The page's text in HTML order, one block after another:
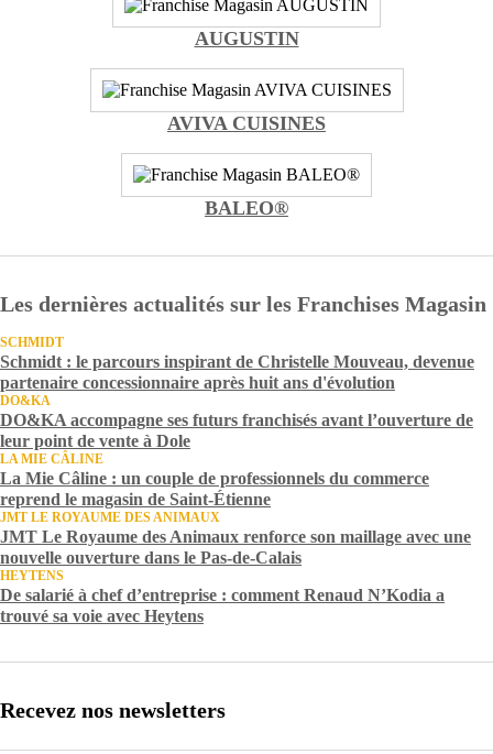
AUGUSTIN
AVIVA CUISINES
BALEO®
Les dernières actualités sur les Franchises Magasin
SCHMIDT
Schmidt : le parcours inspirant de Christelle Mouveau, devenue
partenaire concessionnaire après huit ans d'évolution
DO&KA
DO&KA accompagne ses futurs franchisés avant l’ouverture de
leur point de vente à Dole
LA MIE CÂLINE
La Mie Câline : un couple de professionnels du commerce
reprend le magasin de Saint-Étienne
JMT LE ROYAUME DES ANIMAUX
JMT Le Royaume des Animaux renforce son maillage avec une
nouvelle ouverture dans le Pas-de-Calais
HEYTENS
De salarié à chef d’entreprise : comment Renaud N’Kodia a
trouvé sa voie avec Heytens
Recevez nos newsletters